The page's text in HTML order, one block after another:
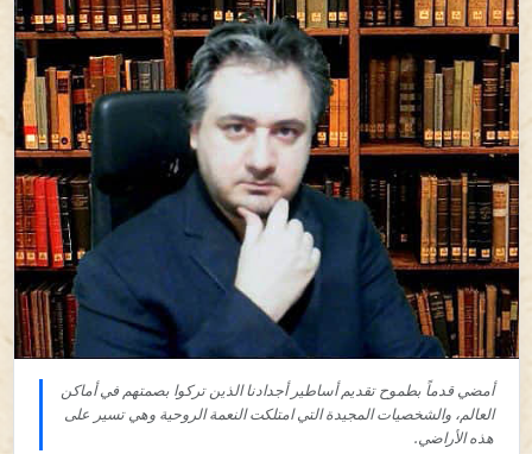
أمضي قدماً بطموح تقديم أساطير أجدادنا الذين تركوا بصمتهم في أماكن
العالم، والشخصيات المجيدة التي امتلكت النعمة الروحية وهي تسير على
هذه الأراضي.